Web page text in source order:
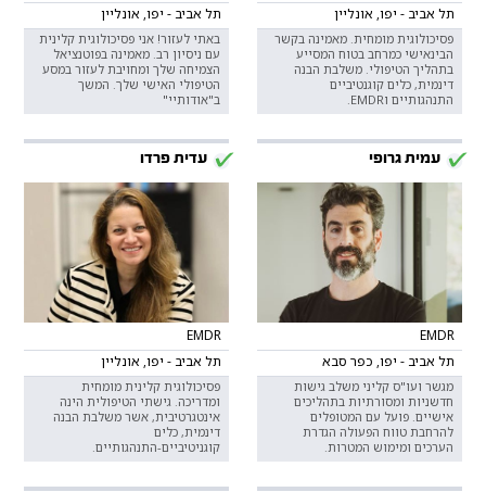
תל אביב - יפו, אונליין
פסיכולוגית מומחית. מאמינה בקשר
הבינאישי כמרחב בטוח המסייע
בתהליך הטיפולי. משלבת הבנה
דינמית, כלים קוגנטיביים
התנהגותיים וEMDR.
תל אביב - יפו, אונליין
באתי לעזור! אני פסיכולוגית קלינית
עם ניסיון רב. מאמינה בפוטנציאל
הצמיחה שלך ומחויבת לעזור במסע
הטיפולי האישי שלך. המשך
ב"אודותיי"
עמית גרופי
EMDR
תל אביב - יפו, כפר סבא
מגשר ועו"ס קליני משלב גישות
חדשניות ומסורתיות בתהליכים
אישיים. פועל עם המטופלים
להרחבת טווח הפעולה הגדרת
הערכים ומימוש המטרות.
עדית פרדו
EMDR
תל אביב - יפו, אונליין
פסיכולוגית קלינית מומחית
ומדריכה. גישתי הטיפולית הינה
אינטגרטיבית, אשר משלבת הבנה
דינמית, כלים
קוגניטיביים-התנהגותיים.